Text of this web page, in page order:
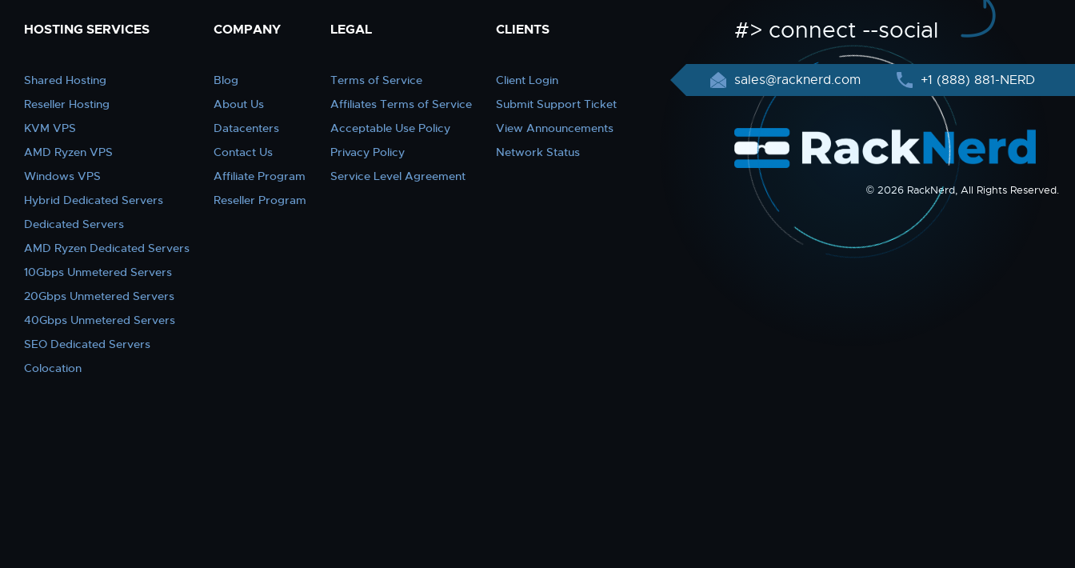
HOSTING SERVICES
Shared Hosting
Reseller Hosting
KVM VPS
AMD Ryzen VPS
Windows VPS
Hybrid Dedicated Servers
Dedicated Servers
AMD Ryzen Dedicated Servers
10Gbps Unmetered Servers
20Gbps Unmetered Servers
40Gbps Unmetered Servers
SEO Dedicated Servers
Colocation
COMPANY
Blog
About Us
Datacenters
Contact Us
Affiliate Program
Reseller Program
LEGAL
Terms of Service
Affiliates Terms of Service
Acceptable Use Policy
Privacy Policy
Service Level Agreement
CLIENTS
Client Login
Submit Support Ticket
View Announcements
Network Status
#> connect --social
sales@racknerd.com +1 (888) 881-NERD
© 2026 RackNerd, All Rights Reserved.